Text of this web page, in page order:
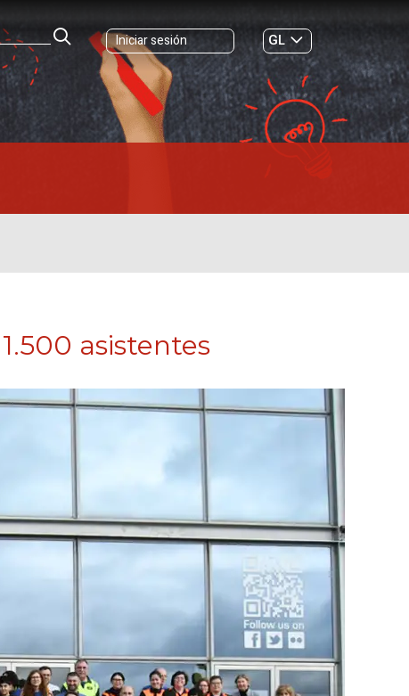
Iniciar sesión
GL
ES|
asistentes